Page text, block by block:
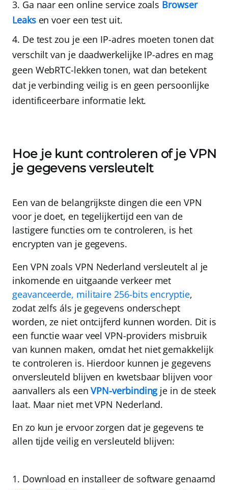
Ga naar een online service zoals Browser
Leaksen voer een test uit.
De test zou je een IP-adres moeten tonen dat
verschilt van je daadwerkelijke IP-adres en mag
geen WebRTC-lekken tonen, wat dan betekent
dat je verbinding veilig is en geen persoonlijke
identificeerbare informatie lekt.
Hoe je kunt controleren of je VPN
je gegevens versleutelt
Een van de belangrijkste dingen die een VPN
voor je doet, en tegelijkertijd een van de
lastigere functies om te controleren, is het
encrypten van je gegevens.
Een VPN zoals VPN Nederland versleutelt al je
inkomende en uitgaande verkeer met
geavanceerde, militaire 256-bits encryptie,
zodat zelfs áls je gegevens onderschept
worden, ze niet ontcijferd kunnen worden. Dit is
een functie waar veel VPN-providers misbruik
van kunnen maken, omdat het niet gemakkelijk
te controleren is. Hierdoor kunnen je gegevens
onversleuteld blijven en kwetsbaar blijven voor
aanvallers als eenVPN-verbindingje in de steek
laat. Maar niet met VPN Nederland.
En zo kun je ervoor zorgen dat je gegevens te
allen tijde veilig en versleuteld blijven:
Download en installeer de software genaamd